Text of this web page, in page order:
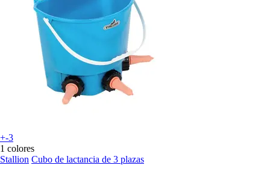
+-3
1 colores
Stallion Cubo de lactancia de 3 plazas